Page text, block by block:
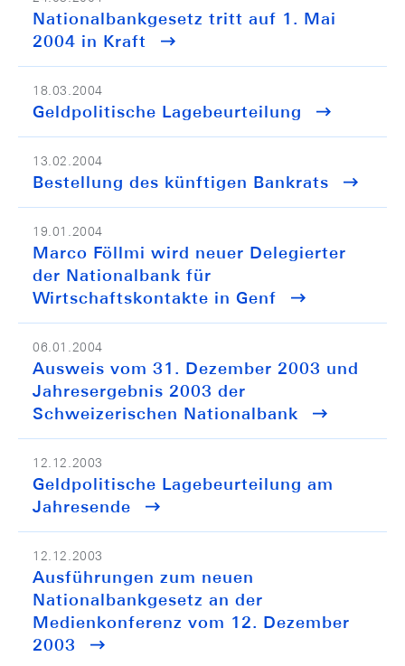
Nationalbankgesetz tritt auf 1. Mai
2004 in Kraft
18.03.2004
Geldpolitische Lagebeurteilung
13.02.2004
Bestellung des künftigen Bankrats
19.01.2004
Marco Föllmi wird neuer Delegierter
der Nationalbank für
Wirtschaftskontakte in Genf
06.01.2004
Ausweis vom 31. Dezember 2003 und
Jahresergebnis 2003 der
Schweizerischen Nationalbank
12.12.2003
Geldpolitische Lagebeurteilung am
Jahresende
12.12.2003
Ausführungen zum neuen
Nationalbankgesetz an der
Medienkonferenz vom 12. Dezember
2003